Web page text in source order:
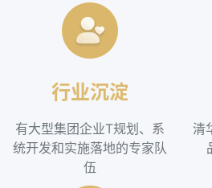
行业沉淀
有大型集团企业T规划、系
统开发和实施落地的专家队
伍
清